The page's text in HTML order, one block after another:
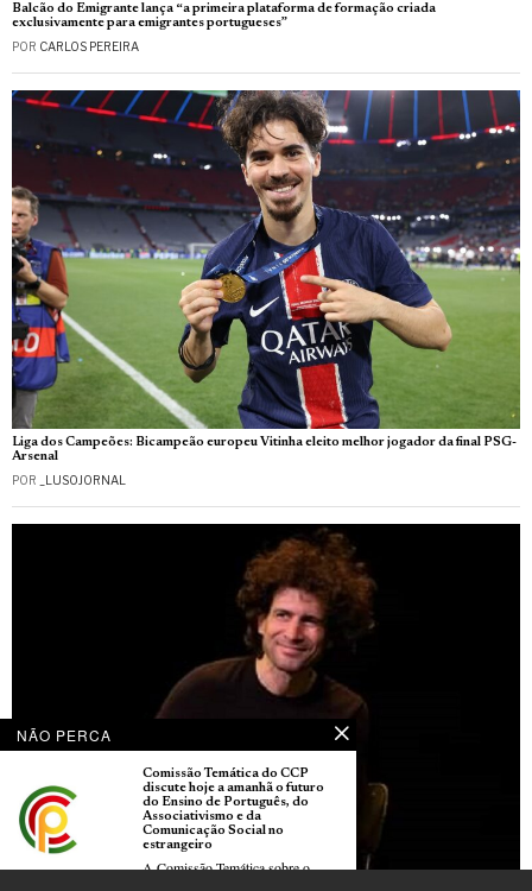
Balcão do Emigrante lança “a primeira plataforma de formação criada
exclusivamente para emigrantes portugueses”
POR CARLOS PEREIRA
Liga dos Campeões: Bicampeão europeu Vitinha eleito melhor jogador da final PSG-
Arsenal
POR _LUSOJORNAL
NÃO PERCA
Comissão Temática do CCP
discute hoje a amanhã o futuro
do Ensino de Português, do
Associativismo e da
Comunicação Social no
estrangeiro
A Comissão Temática sobre o